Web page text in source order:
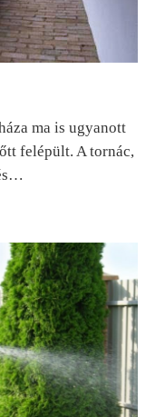
ma is ugyanott
felépült. A tornác,